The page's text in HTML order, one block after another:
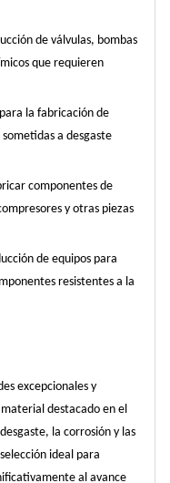
de válvulas, bombas
que requieren
la fabricación de
a desgaste
componentes de
y otras piezas
de equipos para
resistentes a la
excepcionales y
destacado en el
la corrosión y las
ideal para
al avance